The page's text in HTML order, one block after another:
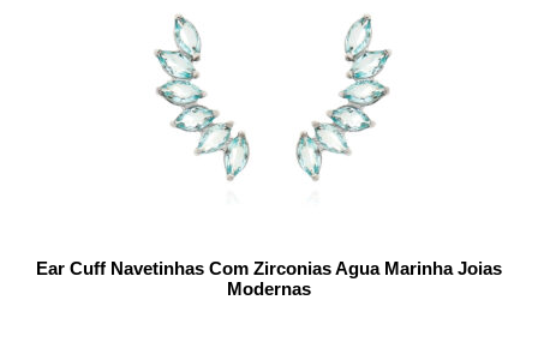
Ear Cuff Navetinhas Com Zirconias Agua Marinha Joias
Modernas